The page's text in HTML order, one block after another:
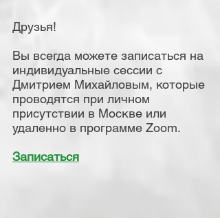
Друзья!
Вы всегда можете записаться на
индивидуальные сессии с
Дмитрием Михайловым, которые
проводятся при личном
присутствии в Москве или
удаленно в программе Zoom.
Записаться